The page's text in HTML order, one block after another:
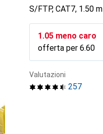
S/FTP, CAT7, 1.50 m
CHF
1.05 meno caro
offerta per CHF
6.60
257
Valutazioni